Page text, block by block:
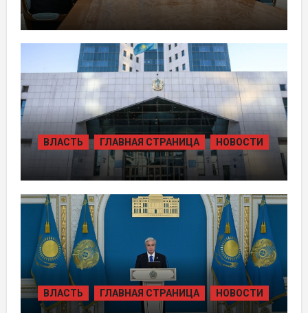
ПРЕЗИДЕНТ ПРИНЯЛ ПРЕДСЕДАТЕЛЯ
ПРАВЛЕНИЯ ХОЛДИНГА «БАЙТЕРЕК»
ВЛАСТЬ ГЛАВНАЯ СТРАНИЦА НОВОСТИ
ЖАМБЫЛЬСКОЙ ОБЛАСТИ БОЛЕЕ 80
ТЫСЯЧ ЖИТЕЛЕЙ ОБЕСПЕЧИЛИ
ГАЗОМ ЗА СЧЁТ ВОЗВРАЩЁННЫХ
АКТИВОВ
ВЛАСТЬ ГЛАВНАЯ СТРАНИЦА НОВОСТИ